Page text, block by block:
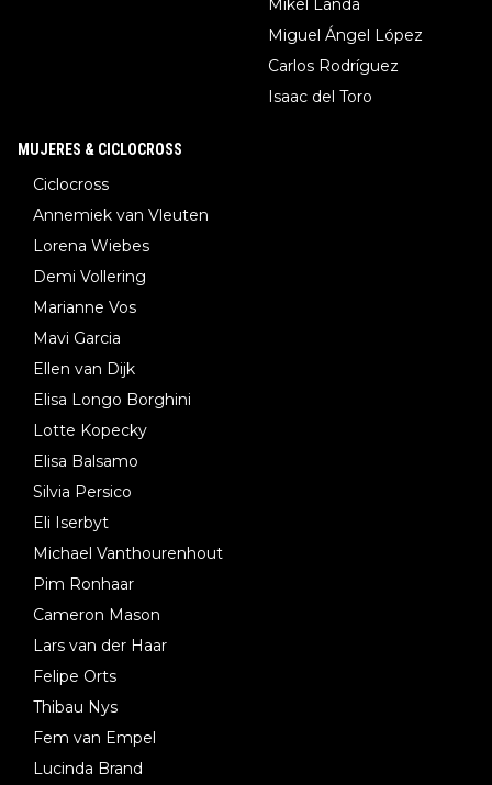
Mikel Landa
Miguel Ángel López
Carlos Rodríguez
Isaac del Toro
MUJERES & CICLOCROSS
Ciclocross
Annemiek van Vleuten
Lorena Wiebes
Demi Vollering
Marianne Vos
Mavi Garcia
Ellen van Dijk
Elisa Longo Borghini
Lotte Kopecky
Elisa Balsamo
Silvia Persico
Eli Iserbyt
Michael Vanthourenhout
Pim Ronhaar
Cameron Mason
Lars van der Haar
Felipe Orts
Thibau Nys
Fem van Empel
Lucinda Brand